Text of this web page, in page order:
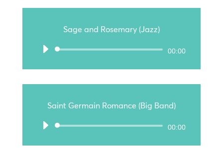
Sage and Rosemary (Jazz)
Audio-
00:00
Saint Germain Romance (Big Band)
Audio-
00:00